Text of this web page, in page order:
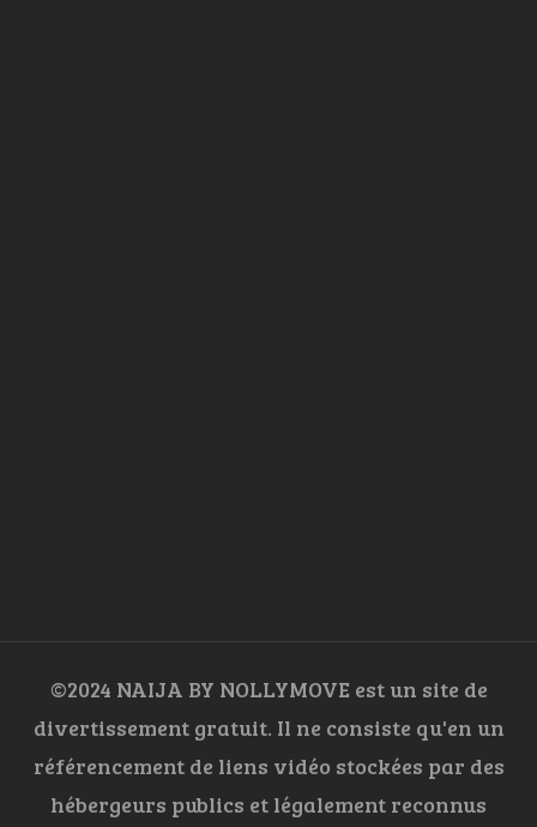
©2024 NAIJA BY NOLLYMOVE est un site de
divertissement gratuit. Il ne consiste qu'en un
référencement de liens vidéo stockées par des
hébergeurs publics et légalement reconnus